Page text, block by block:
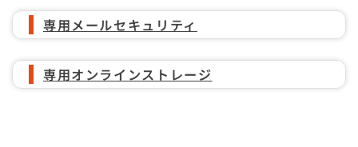
専用メールセキュリティ
専用オンラインストレージ